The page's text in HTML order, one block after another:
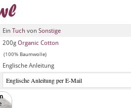
Ein Tuch von Sonstige
200g Organic Cotton
(100% Baumwolle)
Englische Anleitung